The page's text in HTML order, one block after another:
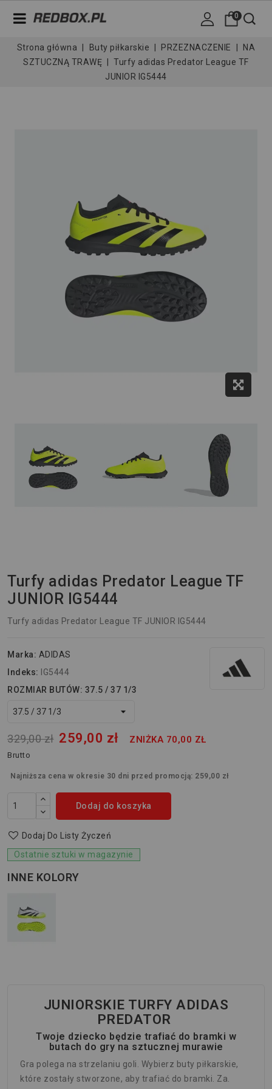
0
Strona główna Buty piłkarskie PRZEZNACZENIE
NA
SZTUCZNĄ TRAWĘ
Turfy adidas Predator League TF
JUNIOR IG5444
Turfy adidas Predator League TF
JUNIOR IG5444
Turfy adidas Predator League TF JUNIOR IG5444
Marka: ADIDAS
Indeks:
IG5444
ROZMIAR BUTÓW: 37.5 / 37 1/3
329,00 zł 259,00 zł ZNIŻKA 70,00 ZŁ
Brutto
Najniższa cena w okresie 30 dni przed promocją: 259,00 zł
Dodaj do koszyka
Dodaj Do Listy Życzeń
Ostatnie sztuki w magazynie
INNE KOLORY
JUNIORSKIE TURFY ADIDAS
PREDATOR
Twoje dziecko będzie trafiać do bramki w
butach do gry na sztucznej murawie
Gra polega na strzelaniu goli. Wybierz buty piłkarskie,
które zostały stworzone, aby trafiać do bramki. Za.